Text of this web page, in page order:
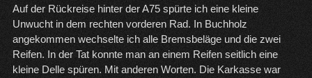
Auf der Rückreise hinter der A75 spürte ich eine kleine
Unwucht in dem rechten vorderen Rad. In Buchholz
angekommen wechselte ich alle Bremsbeläge und die zwei
Reifen. In der Tat konnte man an einem Reifen seitlich eine
kleine Delle spüren. Mit anderen Worten. Die Karkasse war